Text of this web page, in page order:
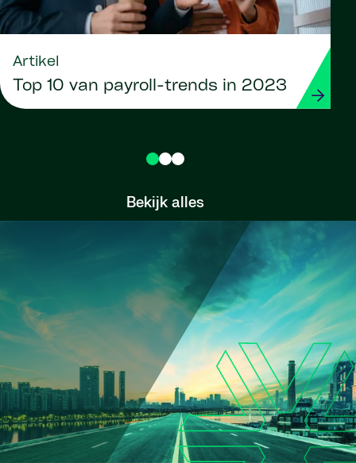
Artikel
Top 10 van payroll-trends in 2023
Bekijk alles